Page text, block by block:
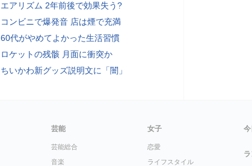
エアリズム 2年前後で効果失う?
コンビニで爆発音 店は煙で充満
60代がやめてよかった生活習慣
ロケットの残骸 月面に衝突か
ちいかわ新グッズ説明文に「闇」
芸能
芸能総合
音楽
女子
恋愛
ライフスタイル
今